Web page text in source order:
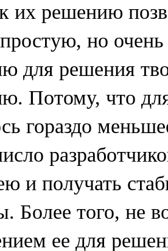
их решению
но
для решения
Потому, что
гораздо
и получать
Более того, не
ее для